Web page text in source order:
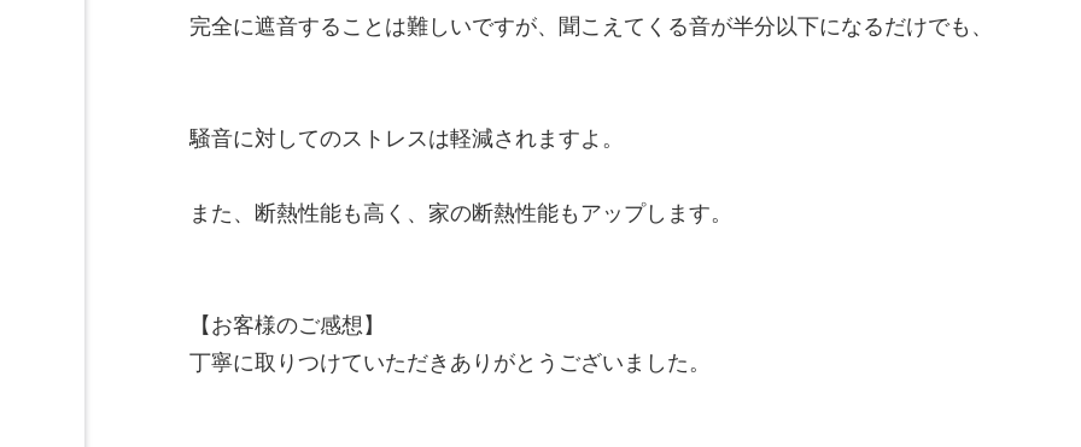
完全に遮音することは難しいですが、聞こえてくる音が半分以下になるだけでも、
騒音に対してのストレスは軽減されますよ。
また、断熱性能も高く、家の断熱性能もアップします。
【お客様のご感想】
丁寧に取りつけていただきありがとうございました。